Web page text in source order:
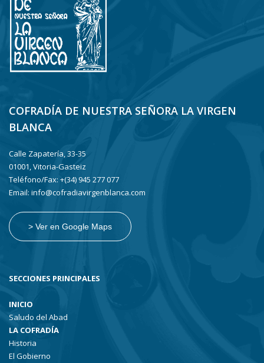
COFRADÍA DE NUESTRA SEÑORA LA VIRGEN
BLANCA
Calle Zapatería, 33-35
01001, Vitoria-Gasteiz
Teléfono/Fax: +(34) 945 277 077
Email: info@cofradiavirgenblanca.com
> Ver en Google Maps
SECCIONES PRINCIPALES
INICIO
Saludo del Abad
LA COFRADÍA
Historia
El Gobierno